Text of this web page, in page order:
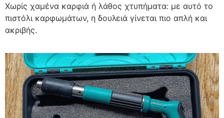
Χωρίς χαμένα καρφιά ή λάθος χτυπήματα: με αυτό το
πιστόλι καρφωμάτων, η δουλειά γίνεται πιο απλή και
ακριβής.